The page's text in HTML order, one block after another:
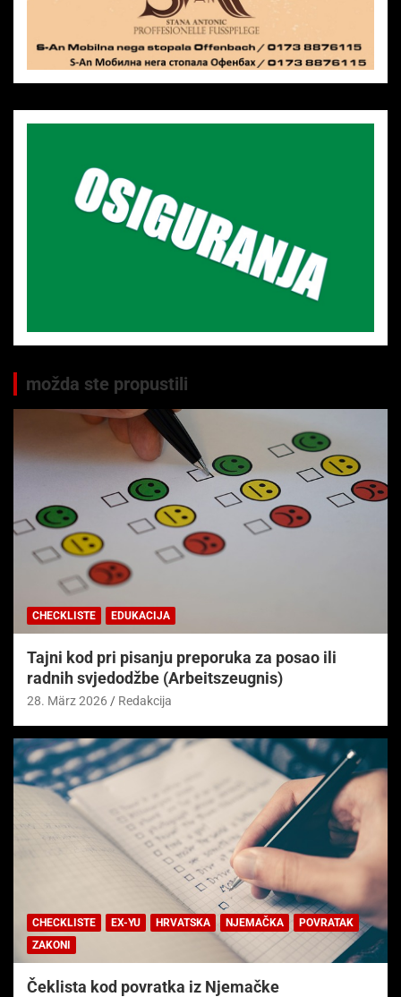
možda ste propustili
CHECKLISTE EDUKACIJA
Tajni kod pri pisanju preporuka za posao ili
radnih svjedodžbe (Arbeitszeugnis)
28. März 2026 Redakcija
CHECKLISTE EX-YU HRVATSKA NJEMAČKA
POVRATAK
ZAKONI
Čeklista kod povratka iz Njemačke